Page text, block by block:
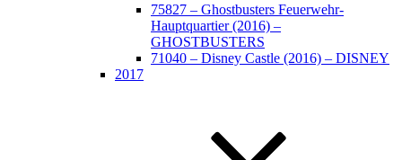
75827 – Ghostbusters Feuerwehr-
Hauptquartier (2016) –
GHOSTBUSTERS
71040 – Disney Castle (2016) – DISNEY
2017